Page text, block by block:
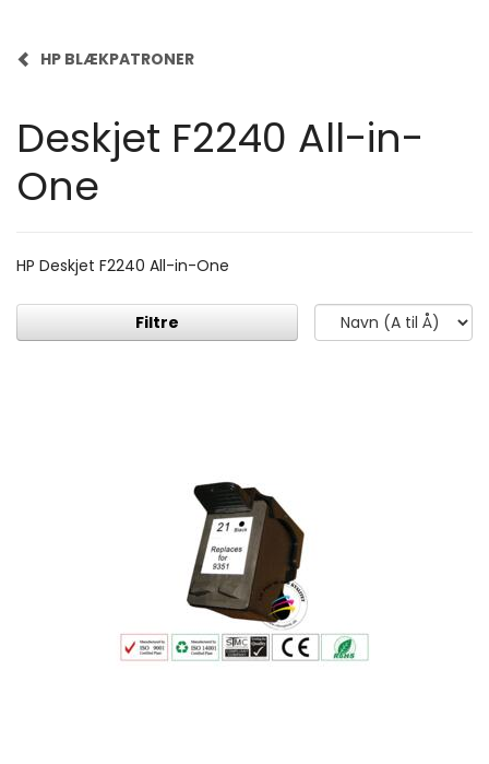
HP BLÆKPATRONER
Deskjet F2240 All-in-
One
HP Deskjet F2240 All-in-One
Filtre